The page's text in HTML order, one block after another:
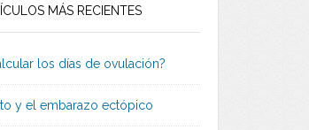
MÁS RECIENTES
los días de ovulación?
y el embarazo ectópico